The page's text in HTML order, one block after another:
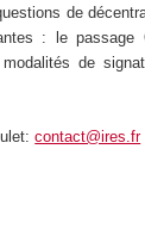
de
: le passage
de
contact@ires.fr